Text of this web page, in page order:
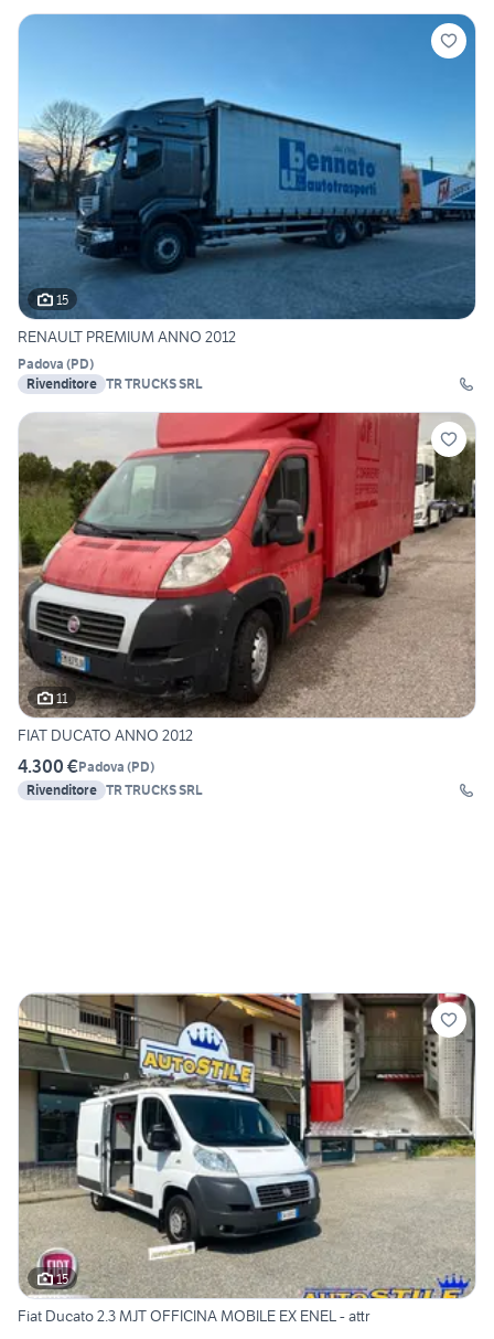
15
RENAULT PREMIUM ANNO 2012
Padova (PD)
Rivenditore TR TRUCKS SRL
11
FIAT DUCATO ANNO 2012
4.300 €Padova (PD)
Rivenditore TR TRUCKS SRL
15
Fiat Ducato 2.3 MJT OFFICINA MOBILE EX ENEL - attr